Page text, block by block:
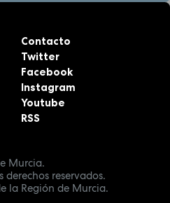
Murcia.
derechos reservados.
la Región de Murcia.
Contacto
Twitter
Facebook
Instagram
Youtube
RSS